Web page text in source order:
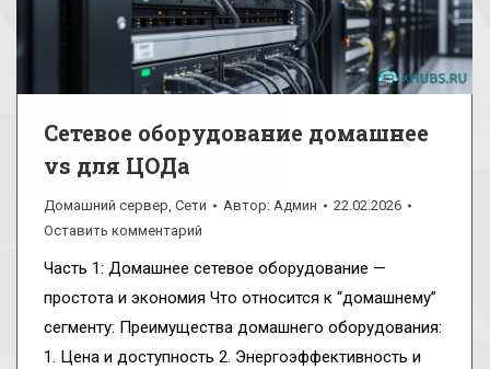
Сетевое оборудование домашнее
vs для ЦОДа
Домашний сервер, Сети Автор: Админ
22.02.2026
Оставить комментарий
Часть 1: Домашнее сетевое оборудование —
простота и экономия Что относится к “домашнему”
сегменту: Преимущества домашнего оборудования:
1. Цена и доступность 2. Энергоэффективность и